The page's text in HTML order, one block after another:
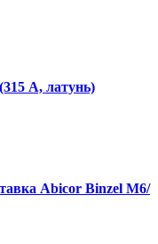
А, латунь)
Abicor Binzel М6/